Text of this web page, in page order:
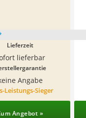
Lieferzeit
lieferbar
Angabe
Leistungs-Sieger
Angebot »